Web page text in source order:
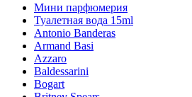
Мини парфюмерия
Туалетная вода 15ml
Antonio Banderas
Armand Basi
Azzaro
Baldessarini
Bogart